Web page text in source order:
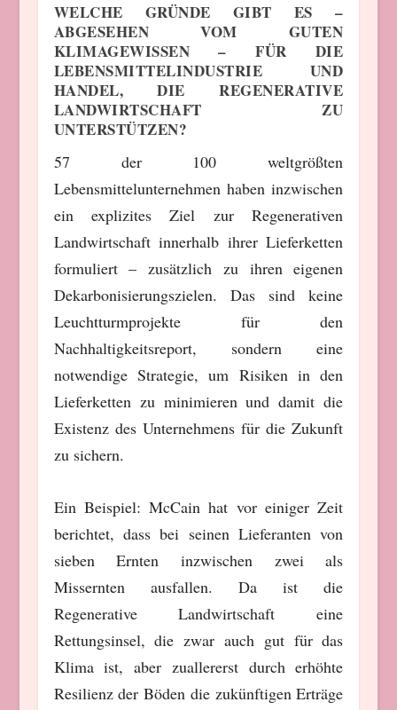
WELCHE GRÜNDE GIBT ES –
ABGESEHEN VOM GUTEN
KLIMAGEWISSEN – FÜR DIE
LEBENSMITTELINDUSTRIE UND
HANDEL, DIE REGENERATIVE
LANDWIRTSCHAFT ZU
UNTERSTÜTZEN?
57 der 100 weltgrößten
Lebensmittelunternehmen haben inzwischen
ein explizites Ziel zur Regenerativen
Landwirtschaft innerhalb ihrer Lieferketten
formuliert – zusätzlich zu ihren eigenen
Dekarbonisierungszielen. Das sind keine
Leuchtturmprojekte für den
Nachhaltigkeitsreport, sondern eine
notwendige Strategie, um Risiken in den
Lieferketten zu minimieren und damit die
Existenz des Unternehmens für die Zukunft
zu sichern.
Ein Beispiel: McCain hat vor einiger Zeit
berichtet, dass bei seinen Lieferanten von
sieben Ernten inzwischen zwei als
Missernten ausfallen. Da ist die
Regenerative Landwirtschaft eine
Rettungsinsel, die zwar auch gut für das
Klima ist, aber zuallererst durch erhöhte
Resilienz der Böden die zukünftigen Erträge